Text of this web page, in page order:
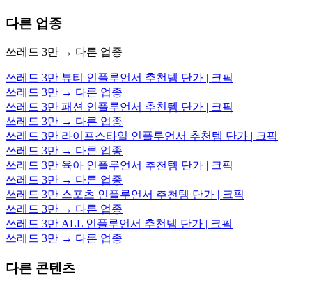
다른 업종
쓰레드 3만 → 다른 업종
쓰레드 3만 뷰티 인플루언서 추천템 단가 | 크픽
쓰레드 3만 → 다른 업종
쓰레드 3만 패션 인플루언서 추천템 단가 | 크픽
쓰레드 3만 → 다른 업종
쓰레드 3만 라이프스타일 인플루언서 추천템 단가 | 크픽
쓰레드 3만 → 다른 업종
쓰레드 3만 육아 인플루언서 추천템 단가 | 크픽
쓰레드 3만 → 다른 업종
쓰레드 3만 스포츠 인플루언서 추천템 단가 | 크픽
쓰레드 3만 → 다른 업종
쓰레드 3만 ALL 인플루언서 추천템 단가 | 크픽
쓰레드 3만 → 다른 업종
다른 콘텐츠